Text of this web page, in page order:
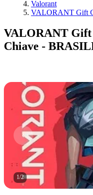
Valorant
VALORANT Gift
VALORANT Gift
Chiave -
1/2